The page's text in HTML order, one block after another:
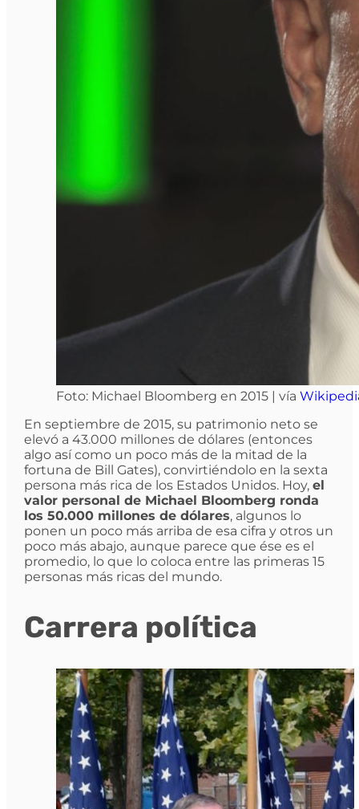
Foto: Michael Bloomberg en 2015 | vía
En septiembre de 2015, su patrimonio neto se
elevó a 43.000 millones de dólares (entonces
algo así como un poco más de la mitad de la
fortuna de Bill Gates), convirtiéndolo en la sexta
persona más rica de los Estados Unidos. Hoy, el
valor personal de Michael Bloomberg ronda
los 50.000 millones de dólares, algunos lo
ponen un poco más arriba de esa cifra y otros un
poco más abajo, aunque parece que ése es el
promedio, lo que lo coloca entre las primeras 15
personas más ricas del mundo.
Carrera política